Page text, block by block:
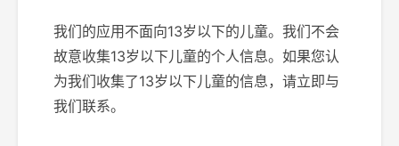
我们的应用不面向13岁以下的儿童。我们不会
故意收集13岁以下儿童的个人信息。如果您认
为我们收集了13岁以下儿童的信息，请立即与
我们联系。